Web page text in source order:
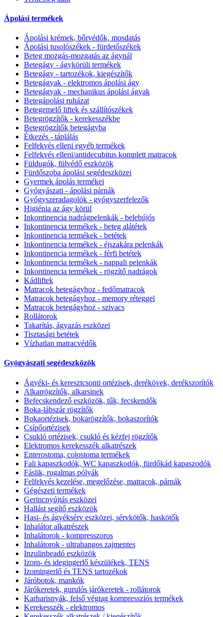
Ápolási termékek
Ápolási krémek, bőrvédők, mosdatás
Ápolási tusolószékek - fürdetőszékek
Beteg mozgás-mozgatás az ágynál
Betegágy - ágykörüli termékek
Betegágy - tartozékok, kiegészítők
Betegágyak - elektromos ápolási ágy
Betegágyak - mechanikus ápolási ágyak
Betegápolási ruházat
Betegemelő liftek és szállítószékek
Betegrögzítők - kerekesszékbe
Betegrögzítők betegágyba
Étkezés - táplálás
Felfekvés elleni egyéb termékek
Felfekvés elleni/antidecubitus komplett matracok
Füldugók, fülvédő eszközök
Fürdőszoba ápolási segédeszközei
Gyermek ápolás termékei
Gyógyászati - ápolási párnák
Gyógyszeradagolók - gyógyszerfelezők
Higiénia az ágy körül
Inkontinencia nadrágpelenkák - belebújós
Inkontinencia termékek - beteg alátétek
Inkontinencia termékek - betétek
Inkontinencia termékek - éjszakára pelenkák
Inkontinencia termékek - férfi betétek
Inkontinencia termékek - nappali pelenkák
Inkontinencia termékek - rögzítő nadrágok
Kádliftek
Matracok betegágyhoz - fedőmatracok
Matracok betegágyhoz - memory réteggel
Matracok betegágyhoz - szivacs
Rollátorok
Takarítás, ágyazás eszközei
Tisztasági betétek
Vízhatlan matracvédők
Gyógyászati segédeszközök
Ágyéki- és keresztcsonti ortézisek, derékövek, derékszorítók
Alkarrögzítők, alkarsinek
Befecskendező eszközök, tűk, fecskendők
Boka-lábszár rögzítők
Bokaortézisek, bokarögzítők, bokaszorítók
Csípőortézisek
Csukló ortézisek, csukló és kézfej rögzítők
Elektromos kerekesszék alkatrészek
Enterostoma, colostoma termékek
Fali kapaszkodók, WC kapaszkodók, fürdőkád kapaszodók
Fáslik, rugalmas pólyák
Felfekvés kezelése, megelőzése, matracok, párnák
Gégészeti termékek
Gerincnyújtás eszközei
Hallást segítő eszközök
Hasi- és ágyéksérv eszközei, sérvkötők, haskötők
Inhalátor alkatrészek
Inhalátorok - kompresszoros
Inhalátorok - ultrahangos zajmentes
Inzulinbeadó eszközök
Izom- és idegingerlő készülékek, TENS
Izomingerlő és TENS tartozékok
Járóbotok, mankók
Járókeretek, gurulós járókeretek - rollátorok
Karharisnyák, felső végtag kompressziós termékek
Kerekesszék - elektromos